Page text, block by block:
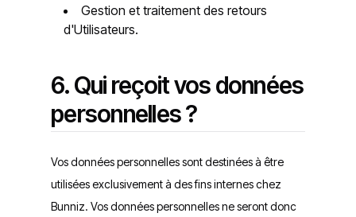
Gestion et traitement des retours
d'Utilisateurs.
6. Qui reçoit vos données
personnelles ?
Vos données personnelles sont destinées à être
utilisées exclusivement à des fins internes chez
Bunniz. Vos données personnelles ne seront donc